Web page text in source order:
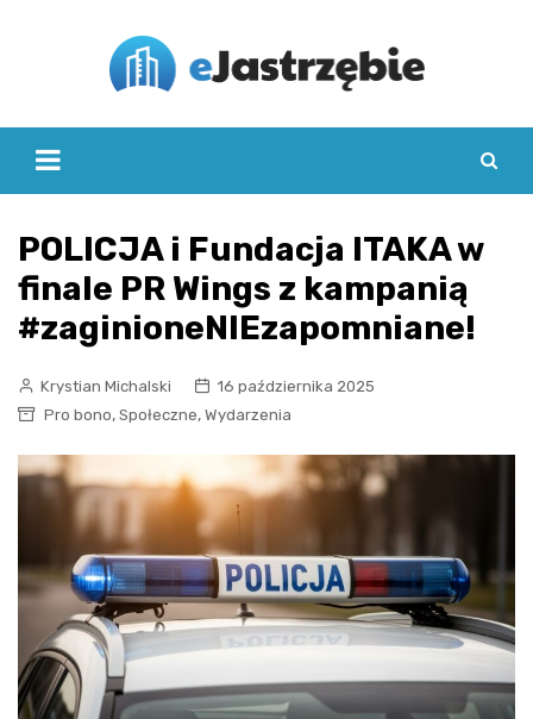
POLICJA i Fundacja ITAKA w
finale PR Wings z kampanią
#zaginioneNIEzapomniane!
Krystian Michalski
16 października 2025
Pro bono, Społeczne, Wydarzenia